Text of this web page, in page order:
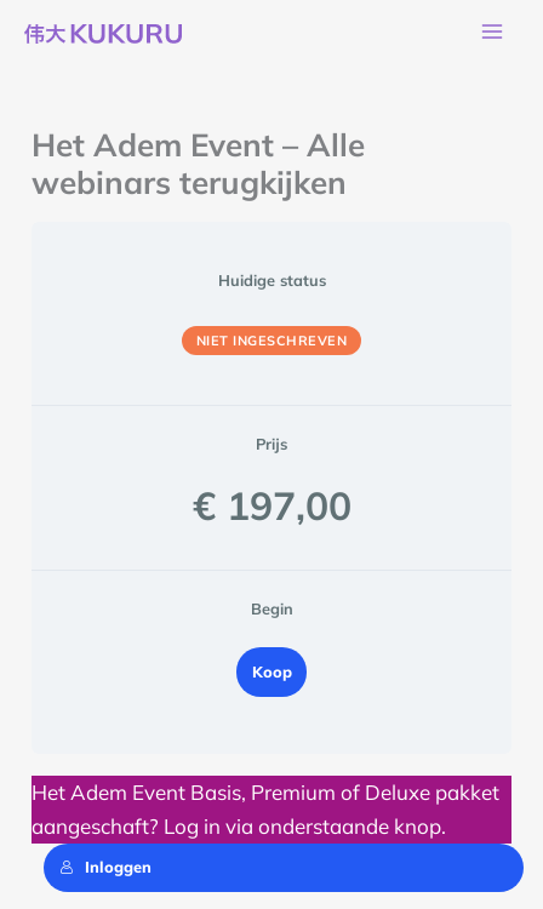
naar
Het Adem Event – Alle
webinars terugkijken
Huidige status
NIET INGESCHREVEN
Prijs
€ 197,00
Begin
Koop
Het Adem Event Basis, Premium of Deluxe pakket
aangeschaft? Log in via onderstaande knop.
Inloggen